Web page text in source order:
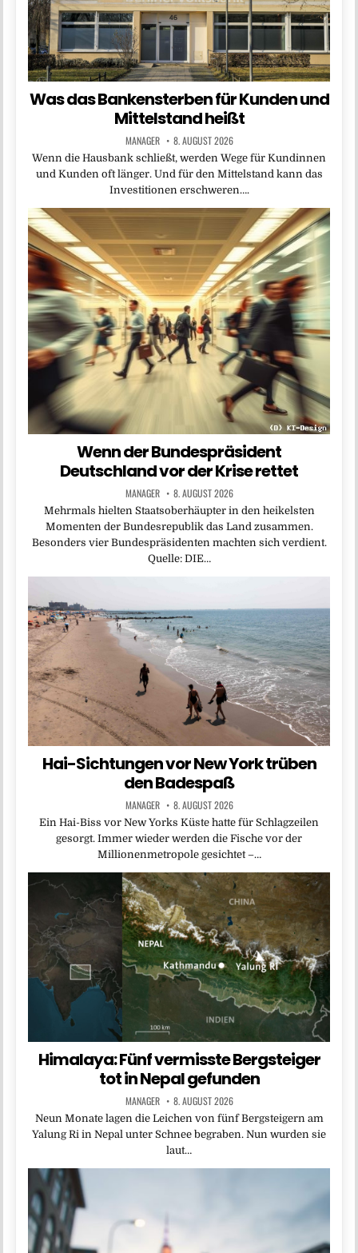
Was das Bankensterben für Kunden und
Mittelstand heißt
MANAGER 8. AUGUST 2026
Wenn die Hausbank schließt, werden Wege für Kundinnen
und Kunden oft länger. Und für den Mittelstand kann das
Investitionen erschweren….
Wenn der Bundespräsident
Deutschland vor der Krise rettet
MANAGER 8. AUGUST 2026
Mehrmals hielten Staatsoberhäupter in den heikelsten
Momenten der Bundesrepublik das Land zusammen.
Besonders vier Bundespräsidenten machten sich verdient.
Quelle: DIE…
Hai-Sichtungen vor New York trüben
den Badespaß
MANAGER 8. AUGUST 2026
Ein Hai-Biss vor New Yorks Küste hatte für Schlagzeilen
gesorgt. Immer wieder werden die Fische vor der
Millionenmetropole gesichtet –…
Himalaya: Fünf vermisste Bergsteiger
tot in Nepal gefunden
MANAGER 8. AUGUST 2026
Neun Monate lagen die Leichen von fünf Bergsteigern am
Yalung Ri in Nepal unter Schnee begraben. Nun wurden sie
laut…